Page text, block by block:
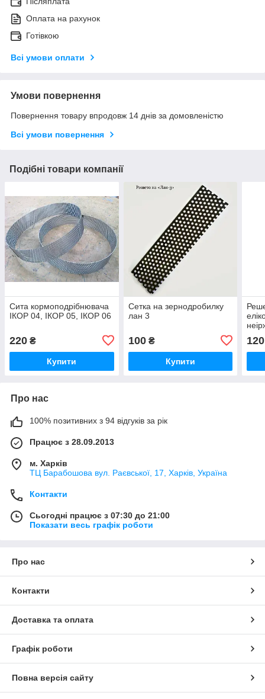
Оплата на рахунок
Готівкою
Всі умови оплати
Умови повернення
Повернення товару впродовж 14 днів за домовленістю
Всі умови повернення
Подібні товари компанії
Сита кормоподрібнювача
ІКОР 04, ІКОР 05, ІКОР 06
220 ₴
Купити
Сетка на зернодробилку
лан 3
100₴
Купити
120
Про нас
100% позитивних з 94 відгуків за рік
Працює з 28.09.2013
м. Харків
ТЦ Барабошова вул. Раєвської, 17, Харків, Україна
Контакти
Сьогодні працює з 07:30 до 21:00
Показати весь графік роботи
Про нас
Контакти
Доставка та оплата
Графік роботи
Повна версія сайту